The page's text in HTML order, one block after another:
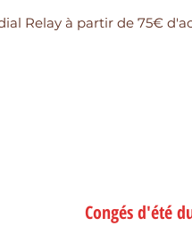
Relay à partir de 75€
Congés d'été